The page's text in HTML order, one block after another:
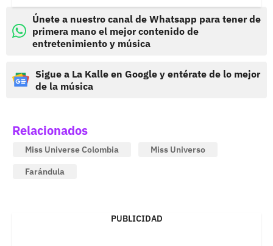
Únete a nuestro canal de Whatsapp para tener de
primera mano el mejor contenido de
entretenimiento y música
Sigue a La Kalle en Google y entérate de lo mejor
de la música
Relacionados
Miss Universe Colombia
Miss Universo
Farándula
PUBLICIDAD